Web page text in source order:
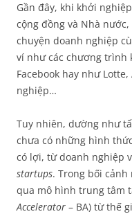
Gần đây, khi khởi
cộng đồng và Nhà
chuyện doanh nghiệp
ví như các chương trình
Facebook hay như
nghiệp…
Tuy nhiên, dường như
chưa có những hình
có lợi, từ doanh nghiệp
startups. Trong bối
qua mô hình trung tâm
Accelerator – BA) từ thế